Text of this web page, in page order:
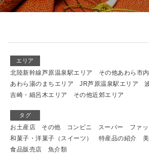
エリア
北陸新幹線芦原温泉駅エリア
その他あわら市
あわら湯のまちエリア
JR芦原温泉駅エリア
吉崎・細呂木エリア
その他近郊エリア
タグ
お土産店 その他 コンビニ スーパー
ファ
和菓子・洋菓子（スイーツ）
特産品の紹介
食品販売店
魚介類